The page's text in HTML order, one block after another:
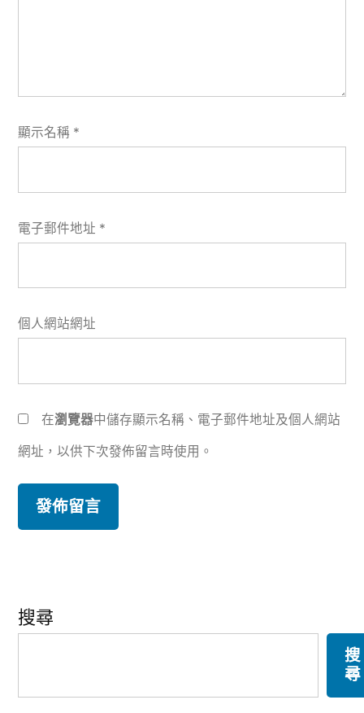
顯示名稱 *
電子郵件地址 *
個人網站網址
在瀏覽器中儲存顯示名稱、電子郵件地址及個人網站
網址，以供下次發佈留言時使用。
搜尋
搜
尋